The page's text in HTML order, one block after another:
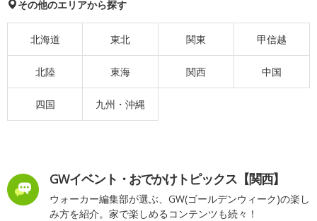
その他のエリアから探す
北海道 東北 関東 甲信越
北陸 東海 関西 中国
四国 九州・沖縄
GWイベント・おでかけトピックス【関西】
ウォーカー編集部が選ぶ、GW(ゴールデンウィーク)の楽し
み方を紹介。家で楽しめるコンテンツも続々！